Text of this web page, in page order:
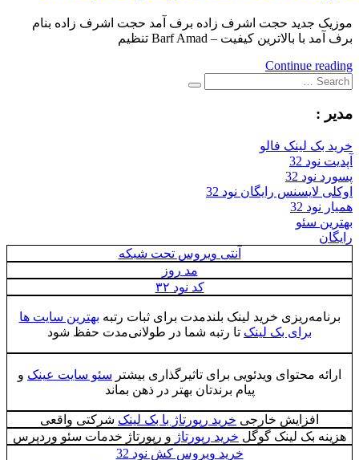
موزیک جدید حجت اشرف زاده برف آمد حجت اشرف زاده بنام
برف آمد با بالاترین کیفیت – Barf Amad تنظیم
Continue reading
Search
for:
Search
مدیر :
خرید بک لینک فالو
آپدیت نود 32
پسورد نود 32
اوکلی لایسنس رایگان نود 32
همیار نود 32
بهترین سئو
رایگان
آنتی ویروس تحت شبکه
مد روز
کد نود ۳۲
برنامه‌ریزی خرید لینک بلندمدت برای ثبات رتبه بهترین سایت ها
برای بک لینک تا رتبه شما در طولانی‌مدت حفظ شود
ارائه محتوای ویدئویی برای تاثیرگذاری بیشتر سئو سایت عینک و
پیام برندتان بهتر در ذهن بماند
افزایش خارجی خرید رپورتاژ با بک لینک شرکتی واقعی
هزینه بک لینک گوگل خرید رپورتاژ و رپورتاژ خدمات سئو وردپرس
خرید ویروس کش نود 32